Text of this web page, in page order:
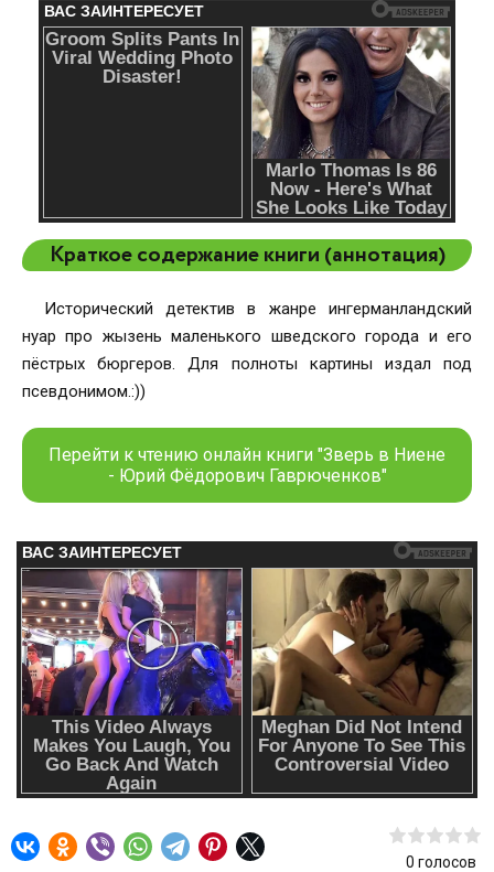
Краткое содержание книги (аннотация)
Исторический детектив в жанре ингерманландский
нуар про жызень маленького шведского города и его
пёстрых бюргеров. Для полноты картины издал под
псевдонимом.:))
Перейти к чтению онлайн книги "Зверь в Ниене
- Юрий Фёдорович Гаврюченков"
0 голосов